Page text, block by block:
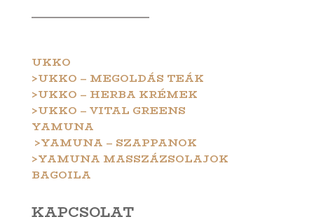
UKKO
>UKKO – MEGOLDÁS TEÁK
>UKKO – HERBA KRÉMEK
>UKKO – VITAL GREENS
YAMUNA
>YAMUNA – SZAPPANOK
>YAMUNA MASSZÁZSOLAJOK
BAGOILA
KAPCSOLAT